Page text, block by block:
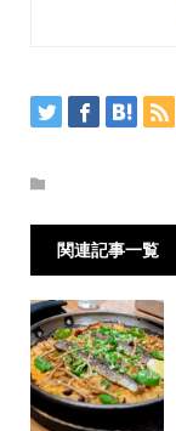
関連記事一覧